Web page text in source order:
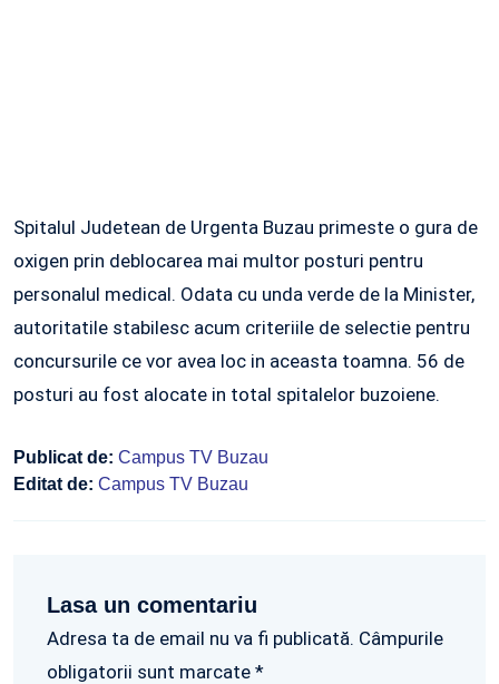
Spitalul Judetean de Urgenta Buzau primeste o gura de
oxigen prin deblocarea mai multor posturi pentru
personalul medical. Odata cu unda verde de la Minister,
autoritatile stabilesc acum criteriile de selectie pentru
concursurile ce vor avea loc in aceasta toamna. 56 de
posturi au fost alocate in total spitalelor buzoiene.
Publicat de: Campus TV Buzau
Editat de: Campus TV Buzau
Lasa un comentariu
Adresa ta de email nu va fi publicată. Câmpurile
obligatorii sunt marcate *